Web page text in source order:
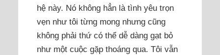
hệ này. Nó không hẳn là tình yêu trọn
vẹn như tôi từng mong nhưng cũng
không phải thứ có thể dễ dàng gạt bỏ
như một cuộc gặp thoáng qua. Tôi vẫn